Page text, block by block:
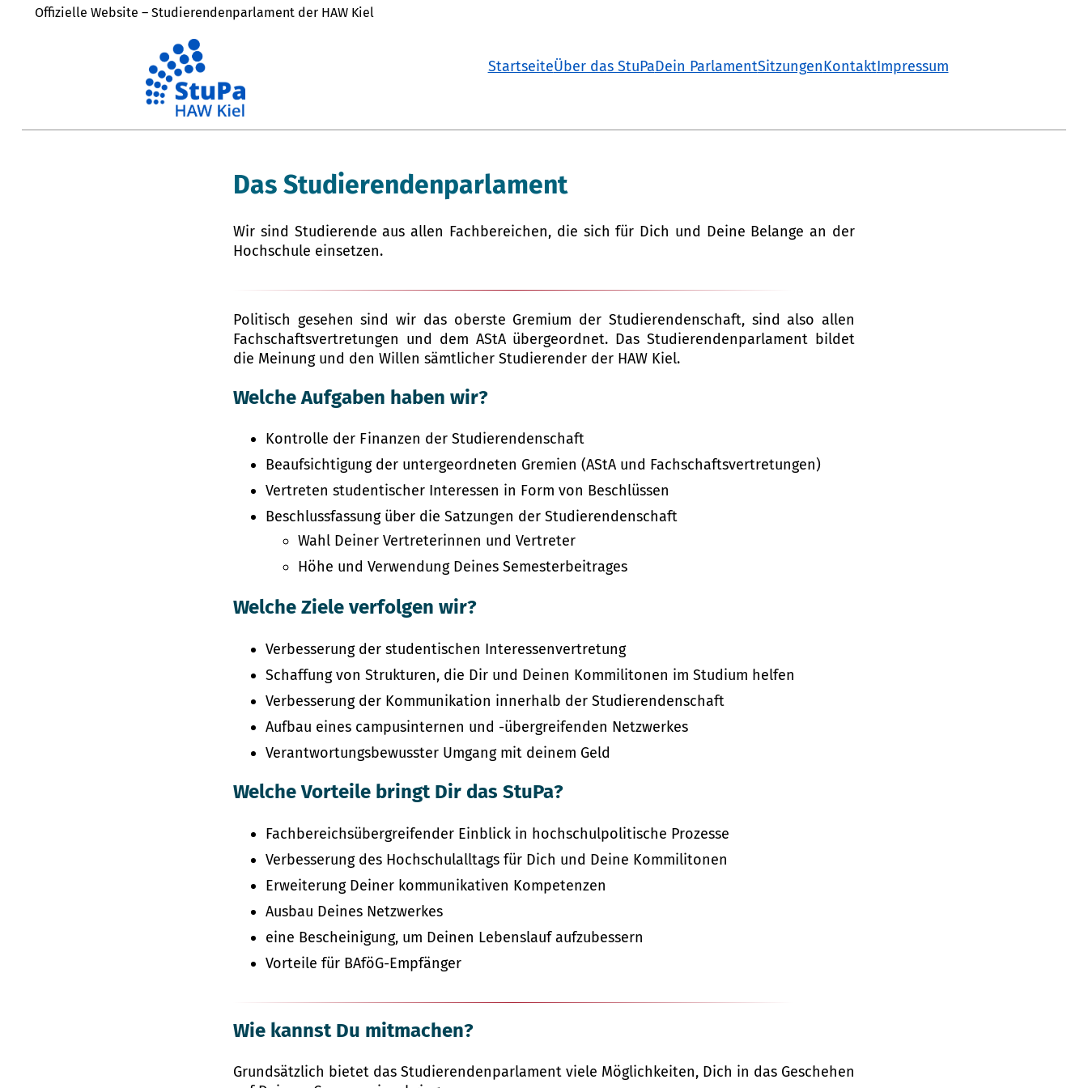
Offizielle Website – Studierendenparlament der HAW Kiel
StartseiteÜber das StuPaDein ParlamentSitzungenKontaktImpressum
Das Studierendenparlament
Wir sind Studierende aus allen Fachbereichen, die sich für Dich und Deine Belange an der
Hochschule einsetzen.
Politisch gesehen sind wir das oberste Gremium der Studierendenschaft, sind also allen
Fachschaftsvertretungen und dem AStA übergeordnet. Das Studierendenparlament bildet
die Meinung und den Willen sämtlicher Studierender der HAW Kiel.
Welche Aufgaben haben wir?
Kontrolle der Finanzen der Studierendenschaft
Beaufsichtigung der untergeordneten Gremien (AStA und Fachschaftsvertretungen)
Vertreten studentischer Interessen in Form von Beschlüssen
Beschlussfassung über die Satzungen der Studierendenschaft
Wahl Deiner Vertreterinnen und Vertreter
Höhe und Verwendung Deines Semesterbeitrages
Welche Ziele verfolgen wir?
Verbesserung der studentischen Interessenvertretung
Schaffung von Strukturen, die Dir und Deinen Kommilitonen im Studium helfen
Verbesserung der Kommunikation innerhalb der Studierendenschaft
Aufbau eines campusinternen und -übergreifenden Netzwerkes
Verantwortungsbewusster Umgang mit deinem Geld
Welche Vorteile bringt Dir das StuPa?
Fachbereichsübergreifender Einblick in hochschulpolitische Prozesse
Verbesserung des Hochschulalltags für Dich und Deine Kommilitonen
Erweiterung Deiner kommunikativen Kompetenzen
Ausbau Deines Netzwerkes
eine Bescheinigung, um Deinen Lebenslauf aufzubessern
Vorteile für BAföG-Empfänger
Wie kannst Du mitmachen?
Grundsätzlich bietet das Studierendenparlament viele Möglichkeiten, Dich in das Geschehen